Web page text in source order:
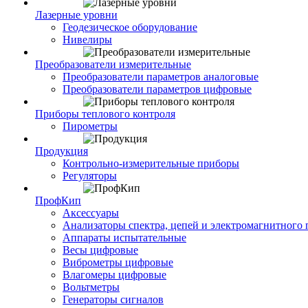
Лазерные уровни
Геодезическое оборудование
Нивелиры
Преобразователи измерительные
Преобразователи параметров аналоговые
Преобразователи параметров цифровые
Приборы теплового контроля
Пирометры
Продукция
Контрольно-измерительные приборы
Регуляторы
ПрофКип
Аксессуары
Анализаторы спектра, цепей и электромагнитного
Аппараты испытательные
Весы цифровые
Виброметры цифровые
Влагомеры цифровые
Вольтметры
Генераторы сигналов